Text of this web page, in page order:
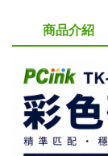
商品介紹